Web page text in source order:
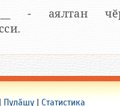
- аялтан
| Пулӑшу | Статистика